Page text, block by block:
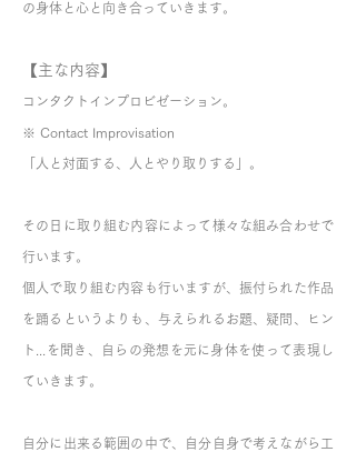
の身体と心と向き合っていきます。
【主な内容】
コンタクトインプロビゼーション。
※ Contact Improvisation
「人と対面する、人とやり取りする」。
その日に取り組む内容によって様々な組み合わせで
行います。
個人で取り組む内容も行いますが、振付られた作品
を踊るというよりも、与えられるお題、疑問、ヒン
ト...を聞き、自らの発想を元に身体を使って表現し
ていきます。
自分に出来る範囲の中で、自分自身で考えながら工